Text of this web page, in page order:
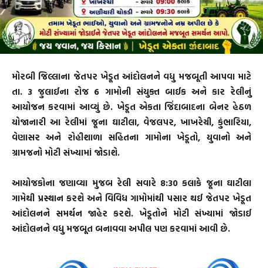
મોરબી જિલ્લાના જેતપર ખેડૂત આંદોલનને વધુ મજબૂતી આપવા માટે
તા. 3 જુલાઈના રોજ 6 ગામોની સંયુક્ત બાઈક અને કાર રેલીનું
આયોજન કરવામાં આવ્યું છે. ખેડૂત એકતા જિંદાબાદના બેનર હેઠળ
યોજાનારી આ રેલીમાં જૂના ઘાટીલા, વેજલપર, ખાખરેચી, કુંભારિયા,
વેણાસર અને રોહીશાળા સહિતના ગામોના ખેડૂતો, યુવાનો અને
ગ્રામજનો મોટી સંખ્યામાં જોડાશે.
આયોજકોના જણાવ્યા મુજબ રેલી સવારે 8:30 કલાકે જૂના ઘાટીલા
ગામેથી પ્રસ્થાન કરશે અને વિવિધ ગામોમાંથી પસાર થઈ જેતપર ખેડૂત
આંદોલનને સમર્થન જાહેર કરશે. ખેડૂતોને મોટી સંખ્યામાં જોડાઈ
આંદોલનને વધુ મજબૂત બનાવવા અપીલ પણ કરવામાં આવી છે.